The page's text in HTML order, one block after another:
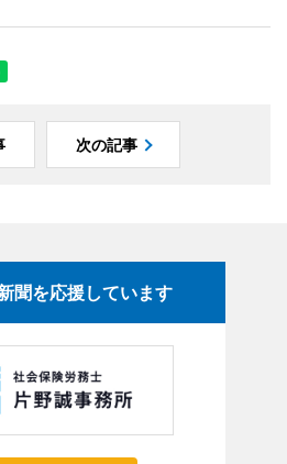
次の記事
聞を応援しています